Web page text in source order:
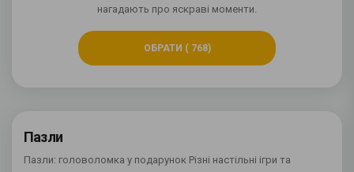
нагадають про яскраві моменти.
ОБРАТИ ( 768)
Пазли
Пазли: головоломка у подарунок Різні настільні ігри та